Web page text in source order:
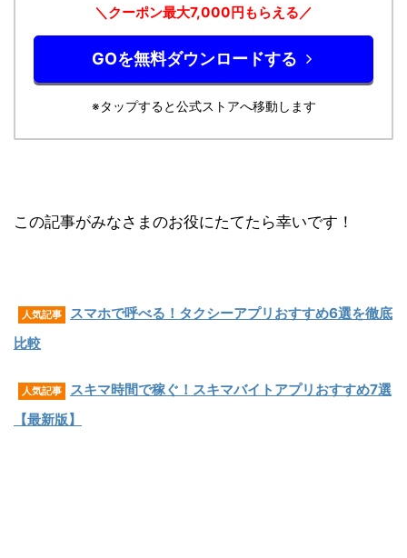
＼クーポン最大7,000円もらえる／
GOを無料ダウンロードする
※タップすると公式ストアへ移動します
この記事がみなさまのお役にたてたら幸いです！
人気記事
スマホで呼べる！タクシーアプリおすすめ6選を徹底
比較
人気記事
スキマ時間で稼ぐ！スキマバイトアプリおすすめ7選
【最新版】